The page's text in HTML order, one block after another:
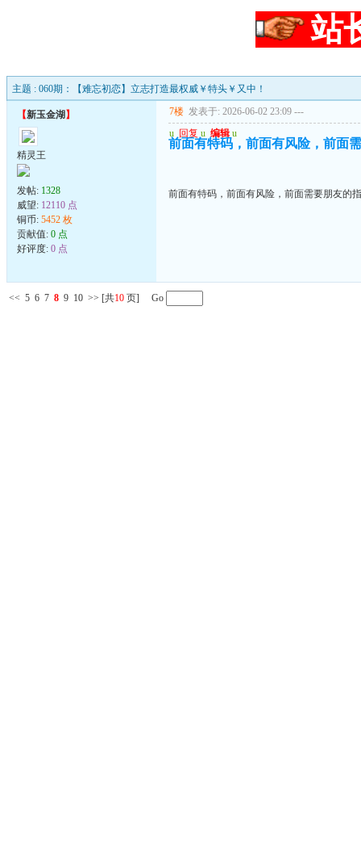
站
主题 : 060期：【难忘初恋】立志打造最权威￥特头￥又中！
【新玉金湖 】
精灵王
发帖: 1328
威望: 12110 点
铜币: 5452 枚
贡献值: 0 点
好评度: 0 点
7楼 发表于: 2026-06-02 23:09 ---
u 回复 u 编辑 u
前面有特码，前面有风险，前面
前面有特码，前面有风险，前面需要朋友的
<< 5 6 7 8 9 10 >> [共10 页] Go